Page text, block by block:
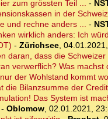
zum grössten Teil ... -
in der
und rechne anders ... -
wirklich anders: Ich
- Zürichsee,
daran, dass die
verwerflich? Was
der Wohlstand kommt
die Bilanzsumme der
Das System ist
Oblomow, 02.01.2021,